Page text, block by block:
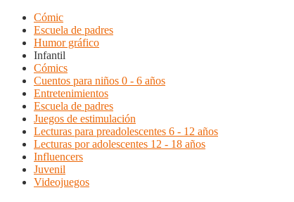
Cómic
Escuela de padres
Humor gráfico
Infantil
Cómics
Cuentos para niños 0 - 6 años
Entretenimientos
Escuela de padres
Juegos de estimulación
Lecturas para preadolescentes 6 - 12 años
Lecturas por adolescentes 12 - 18 años
Influencers
Juvenil
Videojuegos